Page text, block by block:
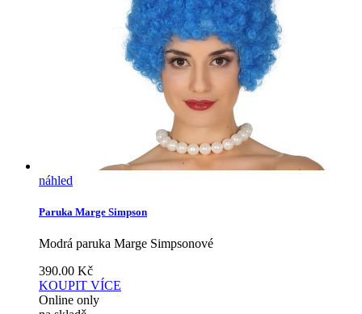
náhled
Paruka Marge Simpson
Modrá paruka Marge Simpsonové
390.00 Kč
KOUPIT VÍCE
Online only